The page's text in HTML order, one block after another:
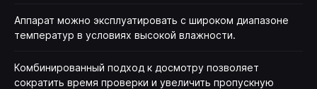
Аппарат можно эксплуатировать с широком диапазоне
температур в условиях высокой влажности.
Комбинированный подход к досмотру позволяет
сократить время проверки и увеличить пропускную